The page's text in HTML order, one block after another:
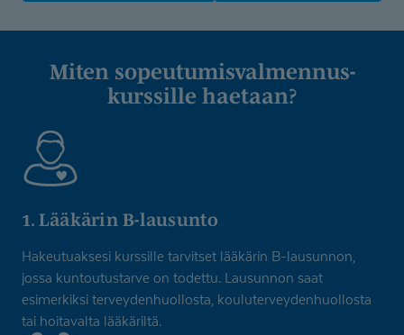
Miten sopeutumis­val­men­nus­
kurssille haetaan?
1. Lääkärin B-lausunto
Hakeutuaksesi kurssille tarvitset lääkärin B-lausunnon,
jossa kuntoutustarve on todettu. Lausunnon saat
esimerkiksi terveydenhuollosta, kouluterveydenhuollosta
tai hoitavalta lääkäriltä.